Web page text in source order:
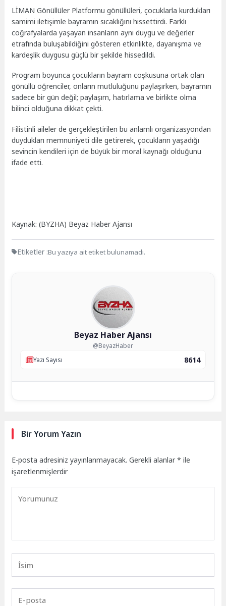
LİMAN Gönüllüler Platformu gönüllüleri, çocuklarla kurdukları
samimi iletişimle bayramın sıcaklığını hissettirdi. Farklı
coğrafyalarda yaşayan insanların aynı duygu ve değerler
etrafında buluşabildiğini gösteren etkinlikte, dayanışma ve
kardeşlik duygusu güçlü bir şekilde hissedildi.
Program boyunca çocukların bayram coşkusuna ortak olan
gönüllü öğrenciler, onların mutluluğunu paylaşırken, bayramın
sadece bir gün değil; paylaşım, hatırlama ve birlikte olma
bilinci olduğuna dikkat çekti.
Filistinli aileler de gerçekleştirilen bu anlamlı organizasyondan
duydukları memnuniyeti dile getirerek, çocukların yaşadığı
sevincin kendileri için de büyük bir moral kaynağı olduğunu
ifade etti.
Kaynak: (BYZHA) Beyaz Haber Ajansı
Etiketler :Bu yazıya ait etiket bulunamadı.
Beyaz Haber Ajansı
@BeyazHaber
Yazı Sayısı
8614
Bir Yorum Yazın
E-posta adresiniz yayınlanmayacak. Gerekli alanlar* ile
işaretlenmişlerdir